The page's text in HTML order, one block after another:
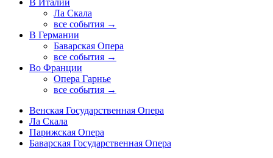
В Италии
Ла Скала
все события →
В Германии
Баварская Опера
все события →
Во Франции
Опера Гарнье
все события →
Венская Государственная Опера
Ла Скала
Парижская Опера
Баварская Государственная Опера